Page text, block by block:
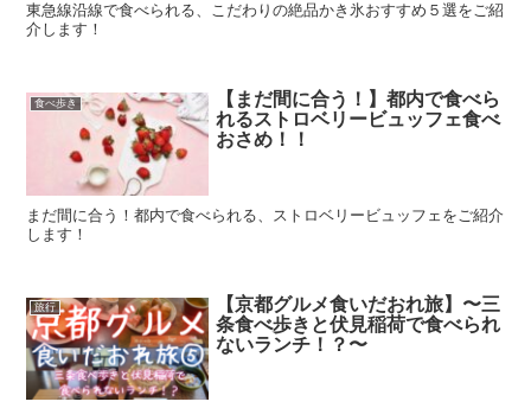
東急線沿線で食べられる、こだわりの絶品かき氷おすすめ５選をご紹
介します！
食べ歩き
【まだ間に合う！】都内で食べら
れるストロベリービュッフェ食べ
おさめ！！
まだ間に合う！都内で食べられる、ストロベリービュッフェをご紹介
します！
旅行
【京都グルメ食いだおれ旅】〜三
条食べ歩きと伏見稲荷で食べられ
ないランチ！？〜